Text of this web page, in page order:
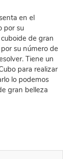
en el
por su
de gran
su número de
Tiene un
para realizar
lo podemos
gran belleza